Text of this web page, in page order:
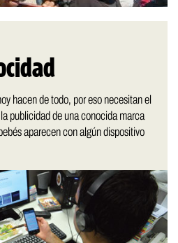
hacen de todo, por eso necesitan el
publicidad de una conocida marca
aparecen con algún dispositivo